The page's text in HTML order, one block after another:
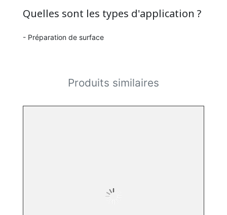
Quelles sont les types d'application ?
- Préparation de surface
Produits similaires